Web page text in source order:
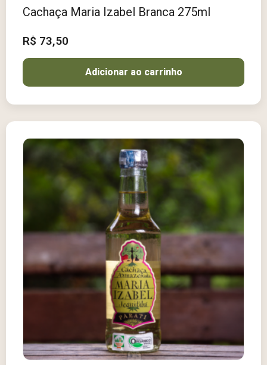
Cachaça Maria Izabel Branca 275ml
R$ 73,50
Adicionar ao carrinho